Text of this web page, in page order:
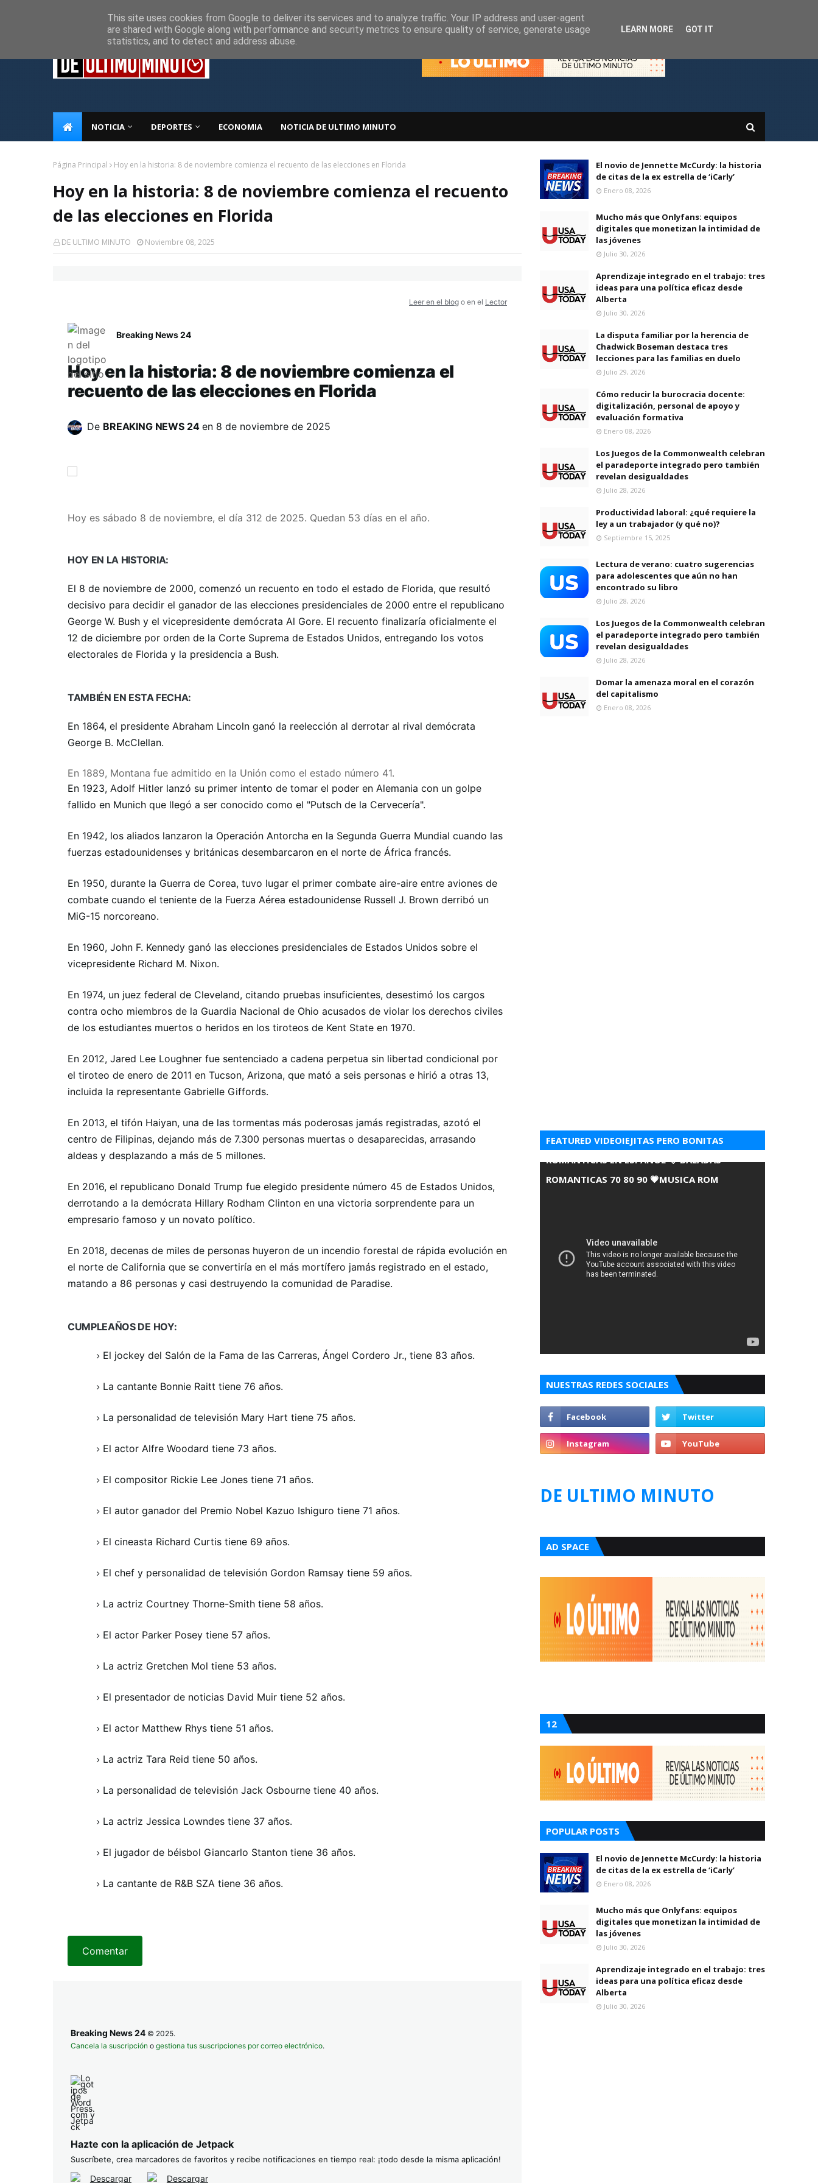
NOTICIA DEPORTES ECONOMIA NOTICIA DE ULTIMO MINUTO
Página Principal Hoy en la historia: 8 de noviembre comienza el recuento de las elecciones en Florida
Hoy en la historia: 8 de noviembre comienza el recuento
de las elecciones en Florida
DE ULTIMO MINUTO Noviembre 08, 2025
Leer en el blog o en el Lector
Breaking News 24
Hoy en la historia: 8 de noviembre comienza el
recuento de las elecciones en Florida
De BREAKING NEWS 24en 8 de noviembre de 2025
Hoy es sábado 8 de noviembre, el día 312 de 2025. Quedan 53 días en el año.
HOY EN LA HISTORIA:
El 8 de noviembre de 2000, comenzó un recuento en todo el estado de Florida, que resultó
decisivo para decidir el ganador de las elecciones presidenciales de 2000 entre el republicano
George W. Bush y el vicepresidente demócrata Al Gore. El recuento finalizaría oficialmente el
12 de diciembre por orden de la Corte Suprema de Estados Unidos, entregando los votos
electorales de Florida y la presidencia a Bush.
TAMBIÉN EN ESTA FECHA:
En 1864, el presidente Abraham Lincoln ganó la reelección al derrotar al rival demócrata
George B. McClellan.
En 1889, Montana fue admitido en la Unión como el estado número 41.
En 1923, Adolf Hitler lanzó su primer intento de tomar el poder en Alemania con un golpe
fallido en Munich que llegó a ser conocido como el "Putsch de la Cervecería".
En 1942, los aliados lanzaron la Operación Antorcha en la Segunda Guerra Mundial cuando las
fuerzas estadounidenses y británicas desembarcaron en el norte de África francés.
En 1950, durante la Guerra de Corea, tuvo lugar el primer combate aire-aire entre aviones de
combate cuando el teniente de la Fuerza Aérea estadounidense Russell J. Brown derribó un
MiG-15 norcoreano.
En 1960, John F. Kennedy ganó las elecciones presidenciales de Estados Unidos sobre el
vicepresidente Richard M. Nixon.
En 1974, un juez federal de Cleveland, citando pruebas insuficientes, desestimó los cargos
contra ocho miembros de la Guardia Nacional de Ohio acusados ​​de violar los derechos civiles
de los estudiantes muertos o heridos en los tiroteos de Kent State en 1970.
En 2012, Jared Lee Loughner fue sentenciado a cadena perpetua sin libertad condicional por
el tiroteo de enero de 2011 en Tucson, Arizona, que mató a seis personas e hirió a otras 13,
incluida la representante Gabrielle Giffords.
En 2013, el tifón Haiyan, una de las tormentas más poderosas jamás registradas, azotó el
centro de Filipinas, dejando más de 7.300 personas muertas o desaparecidas, arrasando
aldeas y desplazando a más de 5 millones.
En 2016, el republicano Donald Trump fue elegido presidente número 45 de Estados Unidos,
derrotando a la demócrata Hillary Rodham Clinton en una victoria sorprendente para un
empresario famoso y un novato político.
En 2018, decenas de miles de personas huyeron de un incendio forestal de rápida evolución en
el norte de California que se convertiría en el más mortífero jamás registrado en el estado,
matando a 86 personas y casi destruyendo la comunidad de Paradise.
CUMPLEAÑOS DE HOY:
El jockey del Salón de la Fama de las Carreras, Ángel Cordero Jr., tiene 83 años.
La cantante Bonnie Raitt tiene 76 años.
La personalidad de televisión Mary Hart tiene 75 años.
El actor Alfre Woodard tiene 73 años.
El compositor Rickie Lee Jones tiene 71 años.
El autor ganador del Premio Nobel Kazuo Ishiguro tiene 71 años.
El cineasta Richard Curtis tiene 69 años.
El chef y personalidad de televisión Gordon Ramsay tiene 59 años.
La actriz Courtney Thorne-Smith tiene 58 años.
El actor Parker Posey tiene 57 años.
La actriz Gretchen Mol tiene 53 años.
El presentador de noticias David Muir tiene 52 años.
El actor Matthew Rhys tiene 51 años.
La actriz Tara Reid tiene 50 años.
La personalidad de televisión Jack Osbourne tiene 40 años.
La actriz Jessica Lowndes tiene 37 años.
El jugador de béisbol Giancarlo Stanton tiene 36 años.
La cantante de R&B SZA tiene 36 años.
Comentar
Breaking News 24 © 2025.
Cancela la suscripción o gestiona tus suscripciones por correo electrónico.
Hazte con la aplicación de Jetpack
Suscríbete, crea marcadores de favoritos y recibe notificaciones en tiempo real: ¡todo desde la misma aplicación!
El novio de Jennette McCurdy: la historia
de citas de la ex estrella de ‘iCarly’
Enero 08, 2026
Mucho más que Onlyfans: equipos
digitales que monetizan la intimidad de
las jóvenes
Julio 30, 2026
Aprendizaje integrado en el trabajo: tres
ideas para una política eficaz desde
Alberta
Julio 30, 2026
La disputa familiar por la herencia de
Chadwick Boseman destaca tres
lecciones para las familias en duelo
Julio 29, 2026
Cómo reducir la burocracia docente:
digitalización, personal de apoyo y
evaluación formativa
Enero 08, 2026
Los Juegos de la Commonwealth celebran
el paradeporte integrado pero también
revelan desigualdades
Julio 28, 2026
Productividad laboral: ¿qué requiere la
ley a un trabajador (y qué no)?
Septiembre 15, 2025
Lectura de verano: cuatro sugerencias
para adolescentes que aún no han
encontrado su libro
Julio 28, 2026
Los Juegos de la Commonwealth celebran
el paradeporte integrado pero también
revelan desigualdades
Julio 28, 2026
Domar la amenaza moral en el corazón
del capitalismo
Enero 08, 2026
FEATURED VIDEOIEJITAS PERO BONITAS
ROMANTICAS EN ESPANOL 💘 BALADAS
ROMANTICAS 70 80 90 💗MUSICA ROM
NUESTRAS REDES SOCIALES
DE ULTIMO MINUTO
AD SPACE
12
POPULAR POSTS
El novio de Jennette McCurdy: la historia
de citas de la ex estrella de ‘iCarly’
Enero 08, 2026
Mucho más que Onlyfans: equipos
digitales que monetizan la intimidad de
las jóvenes
Julio 30, 2026
Aprendizaje integrado en el trabajo: tres
ideas para una política eficaz desde
Alberta
Julio 30, 2026
This site uses cookies from Google to deliver its services and to analyze traffic. Your IP address and user-agent
are shared with Google along with performance and security metrics to ensure quality of service, generate usage
statistics, and to detect and address abuse.
LEARN MORE GOT IT